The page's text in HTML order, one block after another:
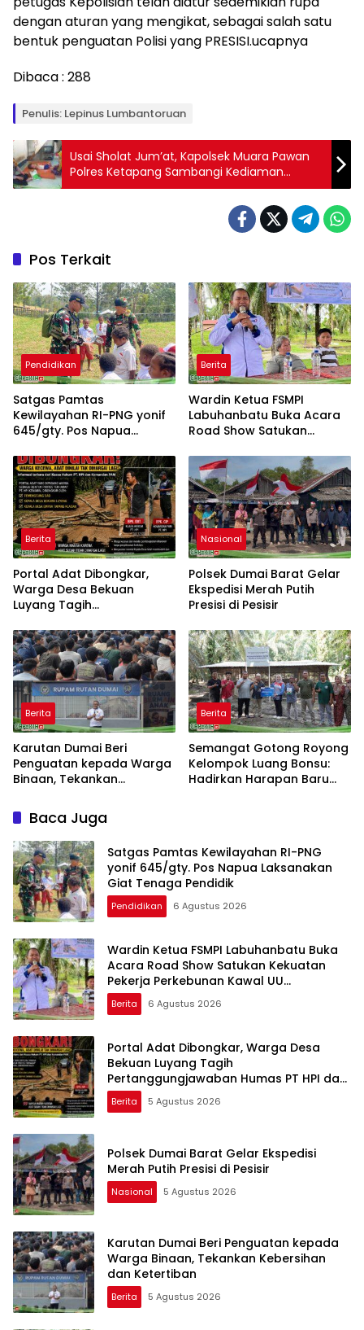
dengan aturan yang mengikat, sebagai salah satu
bentuk penguatan Polisi yang PRESISI.ucapnya
Dibaca : 288
Penulis: Lepinus Lumbantoruan
Usai Sholat Jum’at, Kapolsek Muara Pawan
Polres Ketapang Sambangi Kediaman
Firman Apadil
Pos Terkait
Pendidikan
Satgas Pamtas
Kewilayahan RI-PNG yonif
645/gty. Pos Napua
Pendidik
Berita
Wardin Ketua FSMPI
Labuhanbatu Buka Acara
Road Show Satukan
Perkebunan Kawal UU
Ketenagakerjaan Baru
Berita
Portal Adat Dibongkar,
Warga Desa Bekuan
Luyang Tagih
Humas PT HPI dan Kepala
Desa yang Diduga Terlibat
Nasional
Polsek Dumai Barat Gelar
Ekspedisi Merah Putih
Presisi di Pesisir
Berita
Karutan Dumai Beri
Penguatan kepada Warga
Binaan, Tekankan
Berita
Semangat Gotong Royong
Kelompok Luang Bonsu:
Hadirkan Harapan Baru
Baca Juga
Satgas Pamtas Kewilayahan RI-PNG
yonif 645/gty. Pos Napua Laksanakan
Giat Tenaga Pendidik
Pendidikan 6 Agustus 2026
Wardin Ketua FSMPI Labuhanbatu Buka
Acara Road Show Satukan Kekuatan
Pekerja Perkebunan Kawal UU
Ketenagakerjaan Baru
Berita 6 Agustus 2026
Portal Adat Dibongkar, Warga Desa
Bekuan Luyang Tagih
Pertanggungjawaban Humas PT HPI dan
Kepala Desa yang Diduga Terlibat
Berita 5 Agustus 2026
Polsek Dumai Barat Gelar Ekspedisi
Merah Putih Presisi di Pesisir
Nasional 5 Agustus 2026
Karutan Dumai Beri Penguatan kepada
Warga Binaan, Tekankan Kebersihan
dan Ketertiban
Berita 5 Agustus 2026